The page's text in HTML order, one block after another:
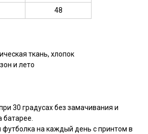
48
ткань, хлопок
и лето
30 градусах без замачивания и
футболка на каждый день с принтом в